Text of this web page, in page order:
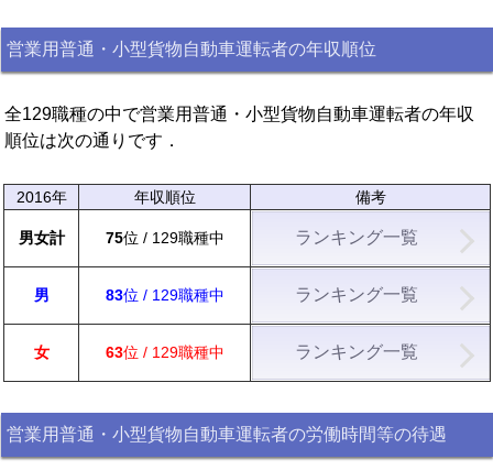
営業用普通・小型貨物自動車運転者の年収順位
全129職種の中で営業用普通・小型貨物自動車運転者の年収
順位は次の通りです．
2016年 年収順位 備考
男女計 75位 / 129職種中 ランキング一覧
男 83位 / 129職種中 ランキング一覧
女 63位 / 129職種中 ランキング一覧
営業用普通・小型貨物自動車運転者の労働時間等の待遇